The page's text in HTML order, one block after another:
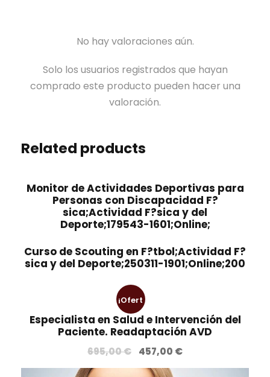
No hay valoraciones aún.
Solo los usuarios registrados que hayan
comprado este producto pueden hacer una
valoración.
Related products
Monitor de Actividades Deportivas para
Personas con Discapacidad F?
sica;Actividad F?sica y del
Deporte;179543-1601;Online;
Curso de Scouting en F?tbol;Actividad F?
sica y del Deporte;250311-1901;Online;200
¡Ofert
a!
Especialista en Salud e Intervención del
Paciente. Readaptación AVD
695,00€
E
l
457,00 €E
l